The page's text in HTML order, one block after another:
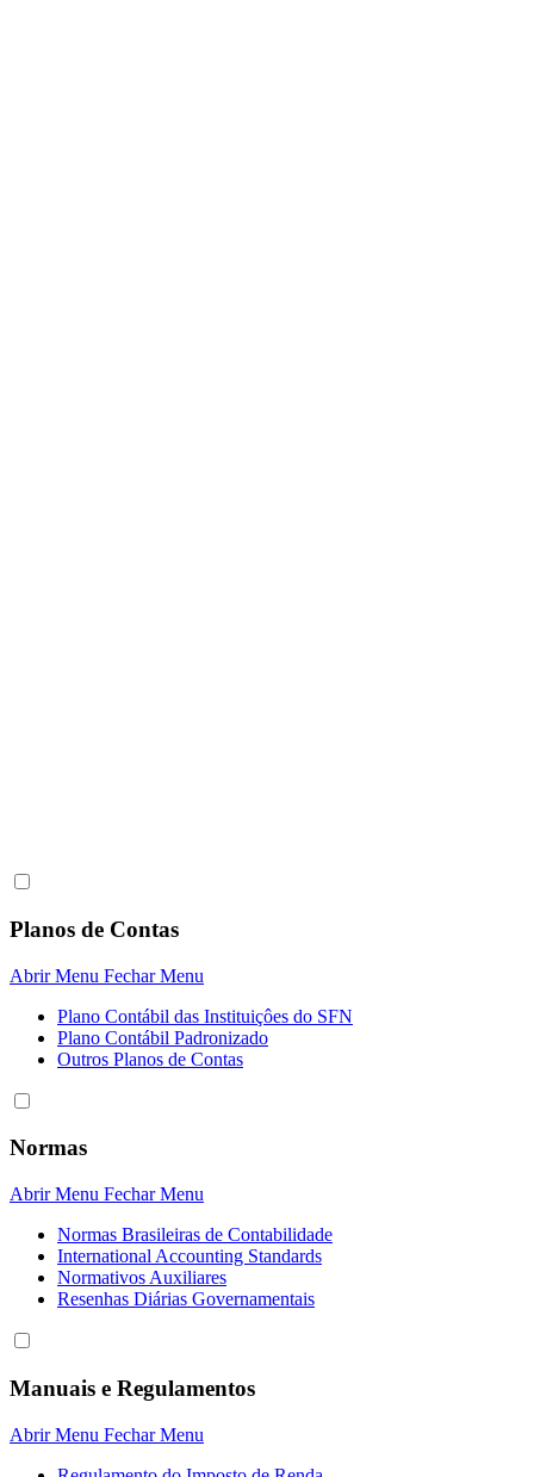
Planos de Contas
Abrir Menu Fechar Menu
Plano Contábil das Instituiçôes do SFN
Plano Contábil Padronizado
Outros Planos de Contas
Normas
Abrir Menu Fechar Menu
Normas Brasileiras de Contabilidade
International Accounting Standards
Normativos Auxiliares
Resenhas Diárias Governamentais
Manuais e Regulamentos
Abrir Menu Fechar Menu